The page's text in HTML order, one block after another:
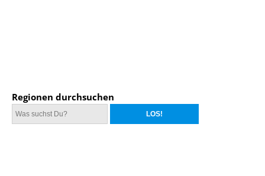
Regionen durchsuchen